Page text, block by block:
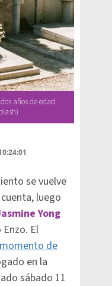
años de edad
se vuelve
luego
Yong
El
momento de
en la
sábado 11